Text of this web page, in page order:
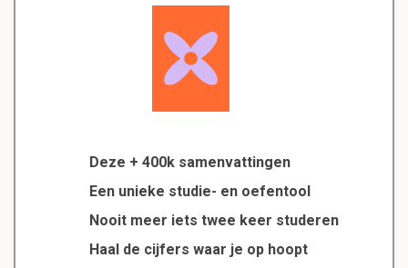
Deze + 400k samenvattingen
Een unieke studie- en oefentool
Nooit meer iets twee keer studeren
Haal de cijfers waar je op hoopt